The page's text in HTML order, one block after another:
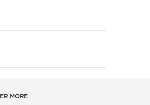
MORE